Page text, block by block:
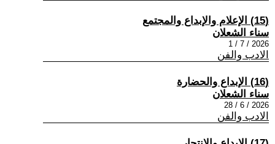
(15) الإعلام والإبداع والمجتمع
سناء الشعلان
2026 / 7 / 1
الادب والفن
(16) الإبداع والحضارة
سناء الشعلان
2026 / 6 / 28
الادب والفن